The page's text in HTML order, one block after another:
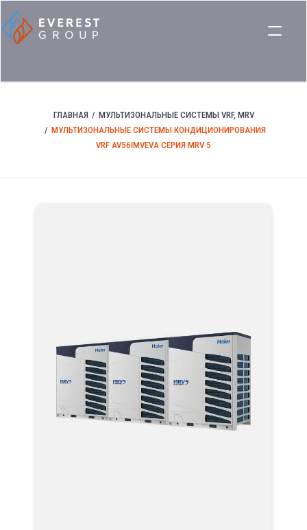
ГЛАВНАЯ
МУЛЬТИЗОНАЛЬНЫЕ СИСТЕМЫ VRF, MRV
МУЛЬТИЗОНАЛЬНЫЕ СИСТЕМЫ КОНДИЦИОНИРОВАНИЯ
VRF AV56IMVEVA СЕРИЯ MRV 5